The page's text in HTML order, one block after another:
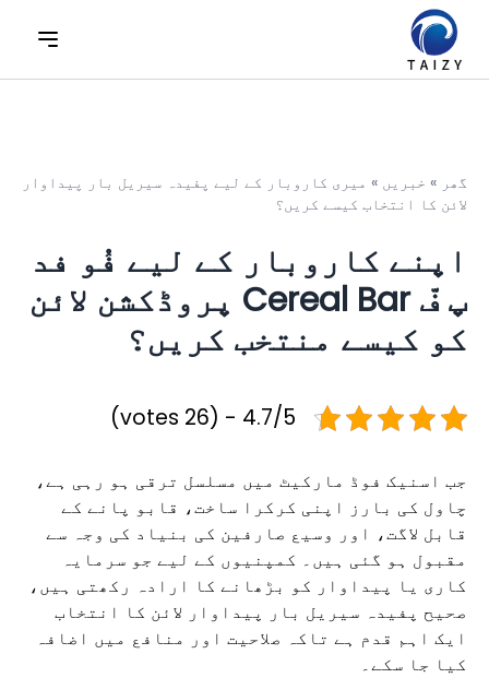
گھر » خبریں » میری کاروبار کے لیے پفیدہ سیریل بار پیداوار
لائن کا انتخاب کیسے کریں؟
اپنے کاروبار کے لیے فُو فد
پ فّ Cereal Bar پروڈکشن لائن
کو کیسے منتخب کریں؟
4.7/5 - (26 votes)
جب اسنیک فوڈ مارکیٹ میں مسلسل ترقی ہو رہی ہے،
چاول کی بارز اپنی کرکرا ساخت، قابو پانے کے
قابل لاگت، اور وسیع صارفین کی بنیاد کی وجہ سے
مقبول ہو گئی ہیں۔ کمپنیوں کے لیے جو سرمایہ
کاری یا پیداوار کو بڑھانے کا ارادہ رکھتی ہیں،
صحیح پفیدہ سیریل بار پیداوار لائن کا انتخاب
ایک اہم قدم ہے تاکہ صلاحیت اور منافع میں اضافہ
کیا جا سکے۔